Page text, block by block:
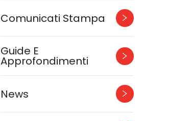
Comunicati Stampa
Guide E
Approfondimenti
News